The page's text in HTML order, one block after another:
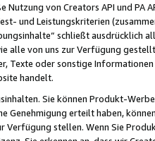
Nutzung von Creators API und PA
und Leistungskriterien
schließt ausdrücklich
alle von uns zur Verfügung
Texte oder sonstige
handelt.
Sie können Produkt-
Genehmigung erteilt haben,
Verfügung stellen. Wenn Sie